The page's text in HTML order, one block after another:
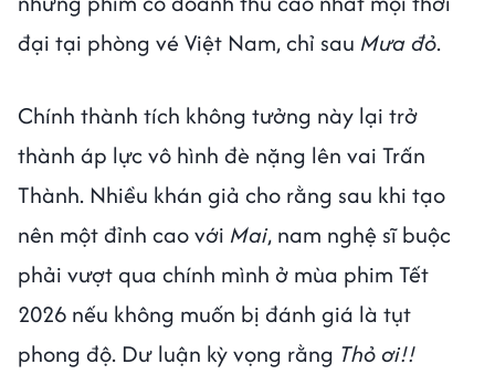
đại tại phòng vé Việt Nam, chỉ sau Mưa đỏ.
Chính thành tích không tưởng này lại trở
thành áp lực vô hình đè nặng lên vai Trấn
Thành. Nhiều khán giả cho rằng sau khi tạo
nên một đỉnh cao với Mai, nam nghệ sĩ buộc
phải vượt qua chính mình ở mùa phim Tết
2026 nếu không muốn bị đánh giá là tụt
phong độ. Dư luận kỳ vọng rằng Thỏ ơi!!